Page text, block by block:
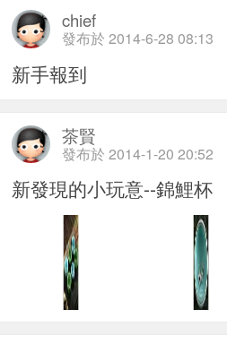
chief
發布於 2014-6-28 08:13
新手報到
茶賢
發布於 2014-1-20 20:52
新發現的小玩意--錦鯉杯